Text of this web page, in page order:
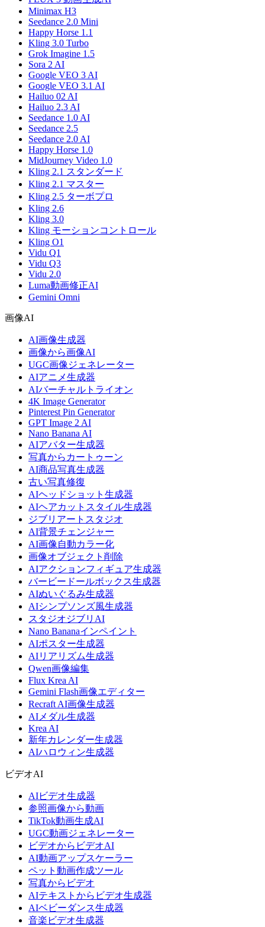
Minimax H3
Seedance 2.0 Mini
Happy Horse 1.1
Kling 3.0 Turbo
Grok Imagine 1.5
Sora 2 AI
Google VEO 3 AI
Google VEO 3.1 AI
Hailuo 02 AI
Hailuo 2.3 AI
Seedance 1.0 AI
Seedance 2.5
Seedance 2.0 AI
Happy Horse 1.0
MidJourney Video 1.0
Kling 2.1 スタンダード
Kling 2.1 マスター
Kling 2.5 ターボプロ
Kling 2.6
Kling 3.0
Kling モーションコントロール
Kling O1
Vidu Q1
Vidu Q3
Vidu 2.0
Luma動画修正AI
Gemini Omni
画像AI
AI画像生成器
画像から画像AI
UGC画像ジェネレーター
AIアニメ生成器
AIバーチャルトライオン
4K Image Generator
Pinterest Pin Generator
GPT Image 2 AI
Nano Banana AI
AIアバター生成器
写真からカートゥーン
AI商品写真生成器
古い写真修復
AIヘッドショット生成器
AIヘアカットスタイル生成器
ジブリアートスタジオ
AI背景チェンジャー
AI画像自動カラー化
画像オブジェクト削除
AIアクションフィギュア生成器
バービードールボックス生成器
AIぬいぐるみ生成器
AIシンプソンズ風生成器
スタジオジブリAI
Nano Bananaインペイント
AIポスター生成器
AIリアリズム生成器
Qwen画像編集
Flux Krea AI
Gemini Flash画像エディター
Recraft AI画像生成器
AIメダル生成器
Krea AI
新年カレンダー生成器
AIハロウィン生成器
ビデオAI
AIビデオ生成器
参照画像から動画
TikTok動画生成AI
UGC動画ジェネレーター
ビデオからビデオAI
AI動画アップスケーラー
ペット動画作成ツール
写真からビデオ
AIテキストからビデオ生成器
AIベビーダンス生成器
音楽ビデオ生成器